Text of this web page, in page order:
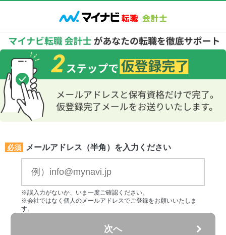
必須 メールアドレス（半角）を入力ください
※誤入力がないか、いま一度ご確認ください。
※会社ではなく個人のメールアドレスでご登録をお願いいたしま
す。
次へ